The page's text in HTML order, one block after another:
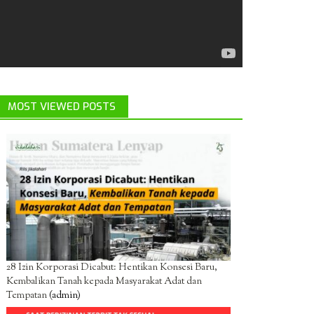
MOST VIEWED POSTS
28 Izin Korporasi Dicabut: Hentikan Konsesi Baru,
Kembalikan Tanah kepada Masyarakat Adat dan
Tempatan(admin)